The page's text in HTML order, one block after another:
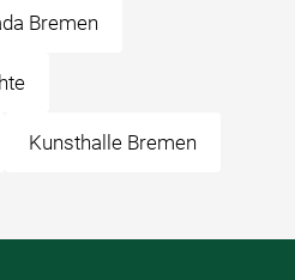
Bremen
Kunsthalle Bremen